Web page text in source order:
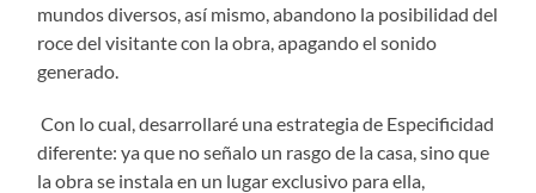
mundos diversos, así mismo, abandono la posibilidad del
roce del visitante con la obra, apagando el sonido
generado.
Con lo cual, desarrollaré una estrategia de Especificidad
diferente: ya que no señalo un rasgo de la casa, sino que
la obra se instala en un lugar exclusivo para ella,